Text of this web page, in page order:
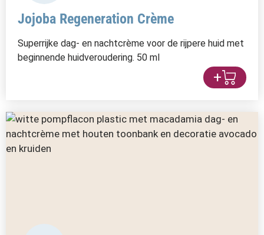
Jojoba Regeneration Crème
Superrijke dag- en nachtcrème voor de rijpere huid met
beginnende huidveroudering. 50 ml
+